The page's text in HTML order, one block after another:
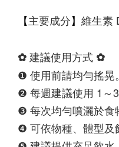
【 主要成分 】 維生素
✿ 建議使用方式 ✿
❶ 使用前請均勻搖晃。
❷ 每週建議使用 1～3
❸ 每次均勻噴灑於食
❹ 可依物種、體型及